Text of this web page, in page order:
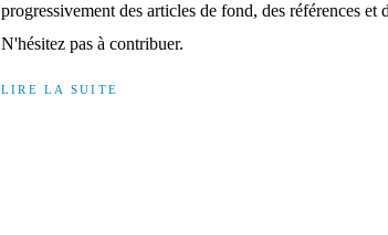
progressivement des articles de fond, des références et
N'hésitez pas à contribuer.
LIRE LA SUITE